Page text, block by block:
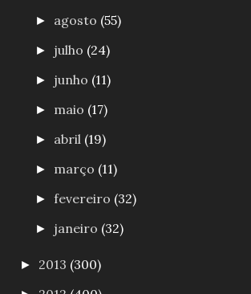
► agosto (55)
► julho (24)
► junho (11)
► maio (17)
► abril (19)
► março (11)
►fevereiro (32)
► janeiro (32)
► 2013 (300)